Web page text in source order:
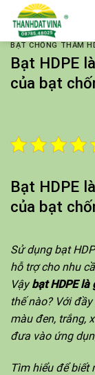
content
BẠT CHỐNG THẤM
Bạt HDPE
của bạt
Bạt HDPE
của bạt
Sử dụng bạt
hỗ trợ cho nhu
Vậybạt HDPE là
thế nào? Với
màu đen, trắng,
đưa vào ứng
Tìm hiểu để biết